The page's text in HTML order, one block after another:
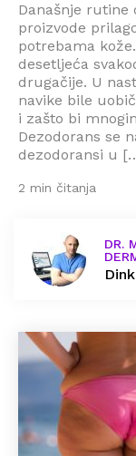
Današnje rutine
proizvode
potrebama
desetljeća
drugačije. U
navike bile
i zašto bi
Dezodorans se
dezodoransi u
2 min čitanja
DR.